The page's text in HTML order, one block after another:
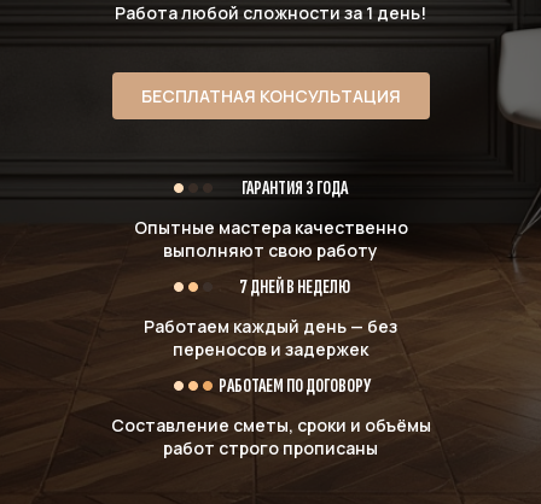
Работа любой сложности за 1 день!
БЕСПЛАТНАЯ КОНСУЛЬТАЦИЯ
ГАРАНТИЯ 3 ГОДА
Опытные мастера качественно
выполняют свою работу
7 ДНЕЙ В НЕДЕЛЮ
Работаем каждый день — без
переносов и задержек
РАБОТАЕМ ПО ДОГОВОРУ
Составление сметы, сроки и объёмы
работ строго прописаны